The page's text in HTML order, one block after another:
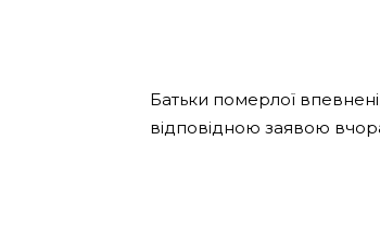
Батьки померлої
відповідною заявою